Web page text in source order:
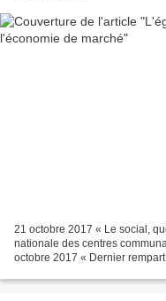
21 octobre 2017 « Le social,
nationale des centres
octobre 2017 « Dernier